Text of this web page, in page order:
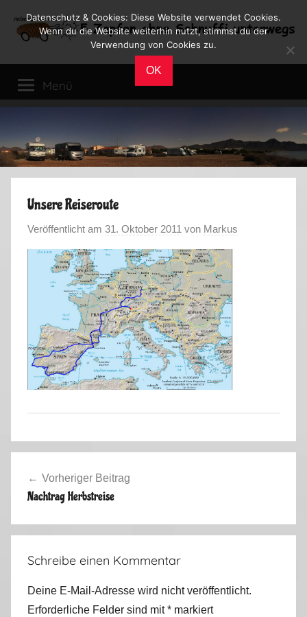
Inhalt
Reiseblog
Leben
im
Menü
Unsere Reiseroute
Veröffentlicht am 31. Oktober 2011 von Markus
Vorheriger Beitrag
Nachtrag Herbstreise
Schreibe einen Kommentar
Deine E-Mail-Adresse wird nicht veröffentlicht.
Erforderliche Felder sind mit* markiert
Datenschutz & Cookies: Diese Website verwendet Cookies.
Wenn du die Website weiterhin nutzt, stimmst du der
Verwendung von Cookies zu.
OK